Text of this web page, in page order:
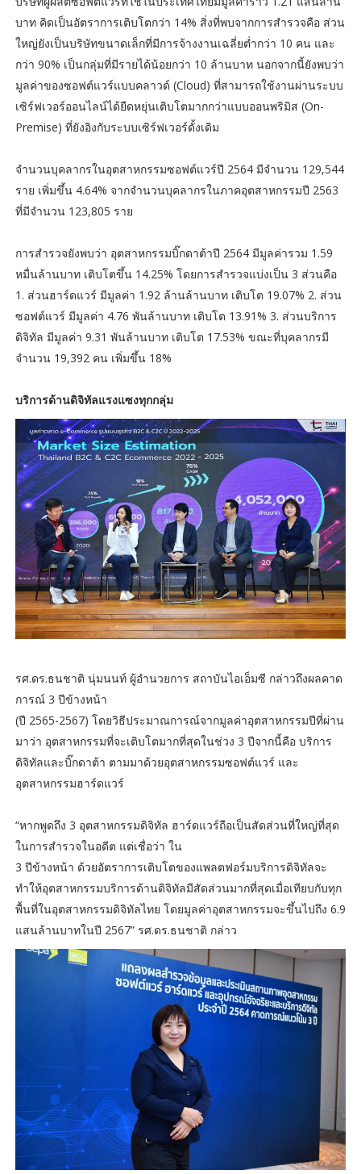
บาท คิดเป็นอัตราการเติบโตกว่า 14% สิ่งที่พบจากการสำรวจคือ ส่วน
ใหญ่ยังเป็นบริษัทขนาดเล็กที่มีการจ้างงานเฉลี่ยต่ำกว่า 10 คน และ
กว่า 90% เป็นกลุ่มที่มีรายได้น้อยกว่า 10 ล้านบาท นอกจากนี้ยังพบว่า
มูลค่าของซอฟต์แวร์แบบคลาวด์ (Cloud) ที่สามารถใช้งานผ่านระบบ
เซิร์ฟเวอร์ออนไลน์ได้ยืดหยุ่นเติบโตมากกว่าแบบออนพริมิส (On-
Premise) ที่ยังอิงกับระบบเซิร์ฟเวอร์ดั้งเดิม
จำนวนบุคลากรในอุตสาหกรรมซอฟต์แวร์ปี 2564 มีจำนวน 129,544
ราย เพิ่มขึ้น 4.64% จากจำนวนบุคลากรในภาคอุตสาหกรรมปี 2563
ที่มีจำนวน 123,805 ราย
การสำรวจยังพบว่า อุตสาหกรรมบิ๊กดาต้าปี 2564 มีมูลค่ารวม 1.59
หมื่นล้านบาท เติบโตขึ้น 14.25% โดยการสำรวจแบ่งเป็น 3 ส่วนคือ
1. ส่วนฮาร์ดแวร์ มีมูลค่า 1.92 ล้านล้านบาท เติบโต 19.07% 2. ส่วน
ซอฟต์แวร์ มีมูลค่า 4.76 พันล้านบาท เติบโต 13.91% 3. ส่วนบริการ
ดิจิทัล มีมูลค่า 9.31 พันล้านบาท เติบโต 17.53% ขณะที่บุคลากรมี
จำนวน 19,392 คน เพิ่มขึ้น 18%
บริการด้านดิจิทัลแรงแซงทุกกลุ่ม
รศ.ดร.ธนชาติ นุ่มนนท์ ผู้อำนวยการ สถาบันไอเอ็มซี กล่าวถึงผลคาด
การณ์ 3 ปีข้างหน้า
(ปี 2565-2567) โดยวิธีประมาณการณ์จากมูลค่าอุตสาหกรรมปีที่ผ่าน
มาว่า อุตสาหกรรมที่จะเติบโตมากที่สุดในช่วง 3 ปีจากนี้คือ บริการ
ดิจิทัลและบิ๊กดาต้า ตามมาด้วยอุตสาหกรรมซอฟต์แวร์ และ
อุตสาหกรรมฮาร์ดแวร์
“หากพูดถึง 3 อุตสาหกรรมดิจิทัล ฮาร์ดแวร์ถือเป็นสัดส่วนที่ใหญ่ที่สุด
ในการสำรวจในอดีต แต่เชื่อว่า ใน
3 ปีข้างหน้า ด้วยอัตราการเติบโตของแพลตฟอร์มบริการดิจิทัลจะ
ทำให้อุตสาหกรรมบริการด้านดิจิทัลมีสัดส่วนมากที่สุดเมื่อเทียบกับทุก
พื้นที่ในอุตสาหกรรมดิจิทัลไทย โดยมูลค่าอุตสาหกรรมจะขึ้นไปถึง 6.9
แสนล้านบาทในปี 2567” รศ.ดร.ธนชาติ กล่าว